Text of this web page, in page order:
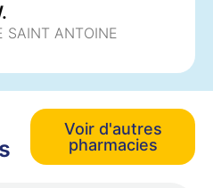
SAINT ANTOINE
Voir d'autres
pharmacies